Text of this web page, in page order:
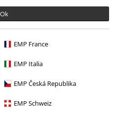
Ok
EMP France
EMP Italia
EMP Česká Republika
EMP Schweiz
shirts Hoodies